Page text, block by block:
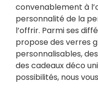
convenablement à
personnalité de la
l’offrir. Parmi ses
propose des verres
personnalisables,
des cadeaux déco
possibilités, nous